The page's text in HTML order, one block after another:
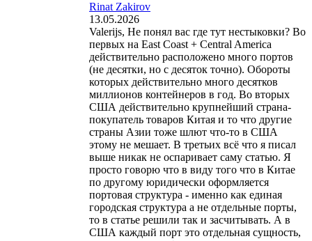
Rinat Zakirov
13.05.2026
Valerijs, Не понял вас где тут нестыковки? Во
первых на East Coast + Central America
действительно расположено много портов
(не десятки, но с десяток точно). Обороты
которых действительно много десятков
миллионов контейнеров в год. Во вторых
США действительно крупнейший страна-
покупатель товаров Китая и то что другие
страны Азии тоже шлют что-то в США
этому не мешает. В третьих всё что я писал
выше никак не оспаривает саму статью. Я
просто говорю что в виду того что в Китае
по другому юридически оформляется
портовая структура - именно как единая
городская структура а не отдельные порты,
то в статье решили так и засчитывать. А в
США каждый порт это отдельная сущность,